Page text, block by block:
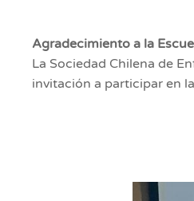
Agradecimiento a la
La Sociedad Chilena de
invitación a participar en